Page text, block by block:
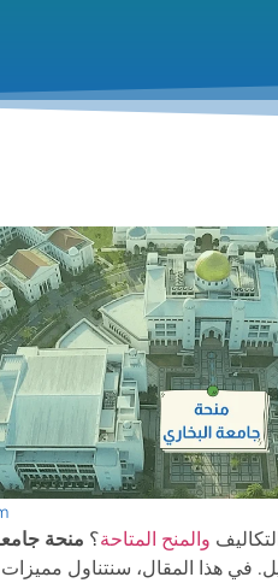
والمنح المتاحة؟ منحة
هذا المقال، سنتناول مميزات